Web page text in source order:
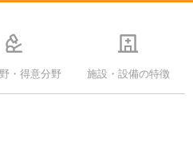
・得意分野 施設・設備の特徴